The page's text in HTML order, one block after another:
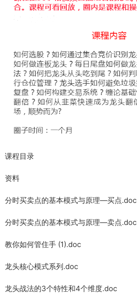
课程目录
资料
分时买卖点的基本模式与原理—买点.doc
分时买卖点的基本模式与原理—卖点.doc
教你如何管住手 (1).doc
龙头核心模式系列.doc
龙头战法的3个特性和4个维度.doc